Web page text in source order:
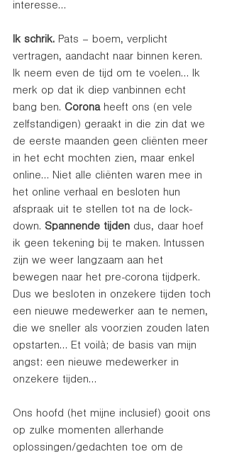
interesse…
Ik schrik. Pats – boem, verplicht
vertragen, aandacht naar binnen keren.
Ik neem even de tijd om te voelen… Ik
merk op dat ik diep vanbinnen echt
bang ben. Corona heeft ons (en vele
zelfstandigen) geraakt in die zin dat we
de eerste maanden geen cliënten meer
in het echt mochten zien, maar enkel
online… Niet alle cliënten waren mee in
het online verhaal en besloten hun
afspraak uit te stellen tot na de lock-
down. Spannende tijden dus, daar hoef
ik geen tekening bij te maken. Intussen
zijn we weer langzaam aan het
bewegen naar het pre-corona tijdperk.
Dus we besloten in onzekere tijden toch
een nieuwe medewerker aan te nemen,
die we sneller als voorzien zouden laten
opstarten… Et voilà; de basis van mijn
angst: een nieuwe medewerker in
onzekere tijden…
Ons hoofd (het mijne inclusief) gooit ons
op zulke momenten allerhande
oplossingen/gedachten toe om de